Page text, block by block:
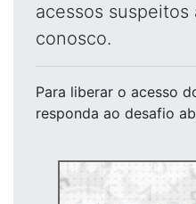
acessos
conosco.
Para liberar o acesso
responda ao desafio